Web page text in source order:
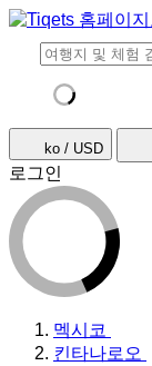
ko / USD
로그인
멕시코
킨타나로오